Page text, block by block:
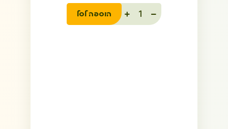
הוספה לסל